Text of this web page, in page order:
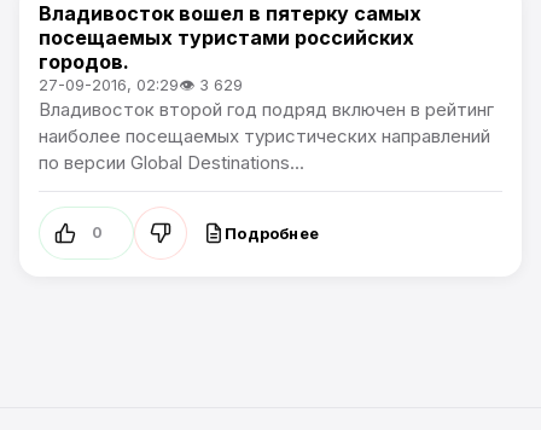
Новости Приморского края
Владивосток вошел в пятерку самых
посещаемых туристами российских
городов.
27-09-2016, 02:29👁 3 629
Владивосток второй год подряд включен в рейтинг
наиболее посещаемых туристических направлений
по версии Global Destinations...
0 Подробнее